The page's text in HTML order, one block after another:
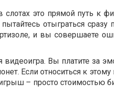
слотах это прямой путь к
отыграться сразу
и вы совершаете
видеоигра. Вы платите за
Если относиться к этому
– просто стоимостью